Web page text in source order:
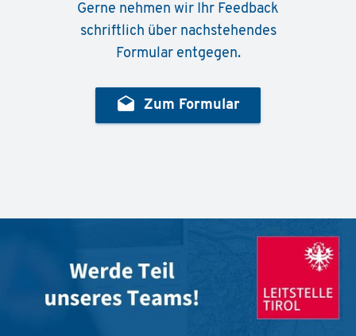
Gerne nehmen wir Ihr Feedback
schriftlich über nachstehendes
Formular entgegen.
drafts Zum Formular